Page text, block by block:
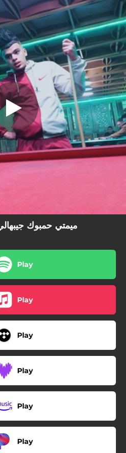
ميمتي حمبوك
ميمتي حمبوك جيبهالي من تيك توك
ميمتي حمبوك
Play
Play
Play
Play
Play
Play